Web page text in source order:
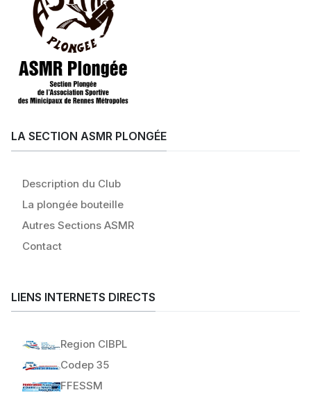
LA SECTION ASMR PLONGÉE
Description du Club
La plongée bouteille
Autres Sections ASMR
Contact
LIENS INTERNETS DIRECTS
Region CIBPL
Codep 35
FFESSM